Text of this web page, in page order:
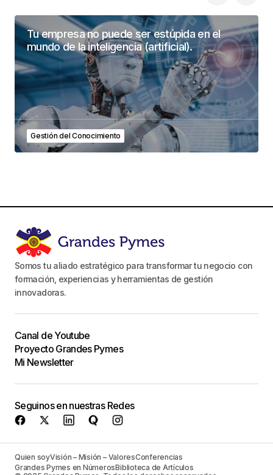
Tu empresa no puede ser estúpida en el
mundo de la inteligencia (artificial).
Gestión del Conocimiento
Somos tu aliado estratégico para transformar tu negocio con
formación, experiencias y herramientas de gestión
innovadoras.
Canal de Youtube
Proyecto Grandes Pymes
Mi Newsletter
Seguinos en nuestras Redes
Quien soyVisión – Misión – ValoresConferencias
Grandes Pymes en NúmerosBiblioteca de Artículos